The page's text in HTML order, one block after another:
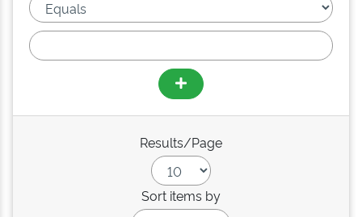
Results/Page
Sort items by